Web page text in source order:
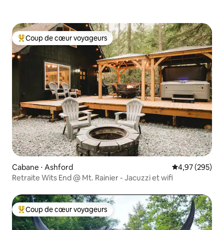
Coups de cœur voyageurs les plus appréciés
Coup de cœur voyageurs
Cabane ⋅ Ashford Évaluation
4,97 (295)
Retraite Wits End @ Mt. Rainier - Jacuzzi et wifi
Coups de cœur voyageurs les plus appréciés
Coup de cœur voyageurs